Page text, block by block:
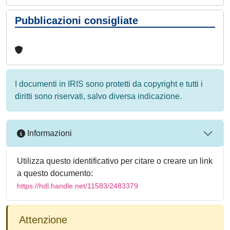
Pubblicazioni consigliate
I documenti in IRIS sono protetti da copyright e tutti i
diritti sono riservati, salvo diversa indicazione.
Informazioni
Utilizza questo identificativo per citare o creare un link
a questo documento:
https://hdl.handle.net/11583/2483379
Attenzione